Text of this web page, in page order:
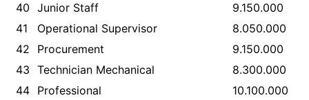
40 Junior Staff
9.150.000
41
Operational Supervisor
8.050.000
42
Procurement
9.150.000
43 Technician Mechanical
8.300.000
44 Professional
10.100.000